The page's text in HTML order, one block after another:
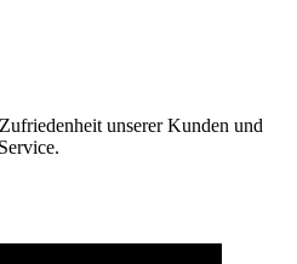
unserer Kunden und